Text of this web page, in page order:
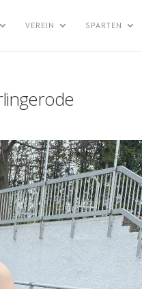
VEREIN SPARTEN